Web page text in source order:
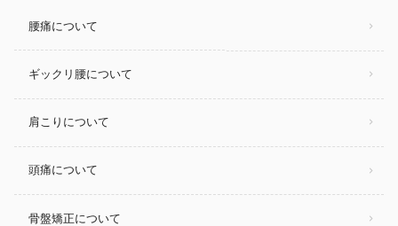
腰痛について
ギックリ腰について
肩こりについて
頭痛について
骨盤矯正について